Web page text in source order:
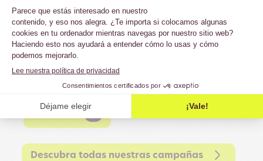
Desde hace varios años, el sector lácteo europeo sufre un
exceso de producción. Esto ha provocado una caída de los
precios, haciendo imposible que los productores lácteos
europeos puedan vivir de su trabajo.
Descubra todas nuestras campañas